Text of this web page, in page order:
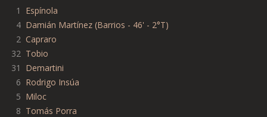
1
Espínola
4 Damián Martínez (Barrios - 46' - 2°T)
2 Capraro
32 Tobio
31
Demartini
6 Rodrigo Insúa
5 Miloc
8 Tomás Porra